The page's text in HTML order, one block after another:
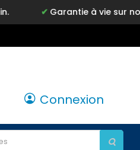
Garantie à vie sur notre
Connexion